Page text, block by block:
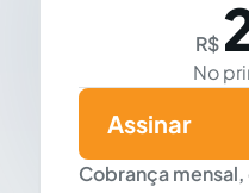
R$
No
Cobrança
Assinar